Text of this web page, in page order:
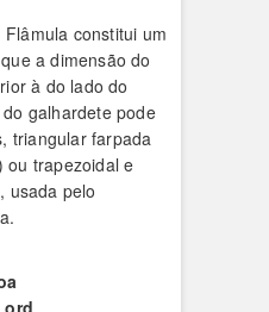
constitui um
a dimensão do
à do lado do
galhardete pode
triangular farpada
ou trapezoidal e
usada pelo